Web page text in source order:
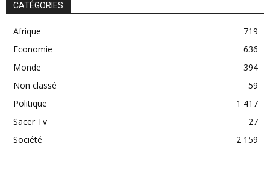
CATÉGORIES
Afrique
719
Economie
636
Monde
394
Non classé
59
Politique
1 417
Sacer Tv
27
Société
2 159